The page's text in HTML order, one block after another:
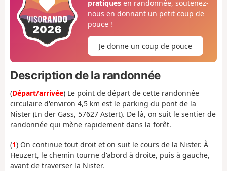
pratiquesen randonnée, soutenez-
nous en donnant un petit coup de
pouce !
Je donne un coup de pouce
Description de la randonnée
(Départ/arrivée) Le point de départ de cette randonnée
circulaire d'environ 4,5 km est le parking du pont de la
Nister (In der Gass, 57627 Astert). De là, on suit le sentier de
randonnée qui mène rapidement dans la forêt.
(1) On continue tout droit et on suit le cours de la Nister. À
Heuzert, le chemin tourne d'abord à droite, puis à gauche,
avant de traverser la Nister.